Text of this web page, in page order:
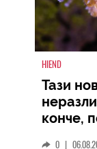
HIEND
Тази